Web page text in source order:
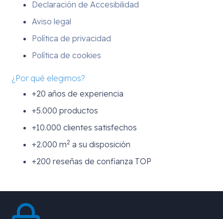
Declaración de Accesibilidad
Aviso legal
Política de privacidad
Política de cookies
¿Por qué elegirnos?
+20 años de experiencia
+5.000 productos
+10.000 clientes satisfechos
+2.000 m2 a su disposición
+200 reseñas de confianza TOP